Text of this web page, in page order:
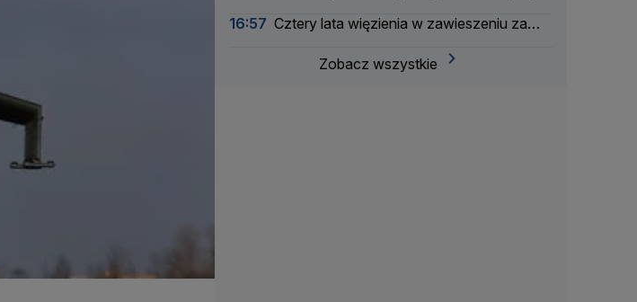
16:57 Cztery lata więzienia w zawieszeniu za
Zobacz wszystkie